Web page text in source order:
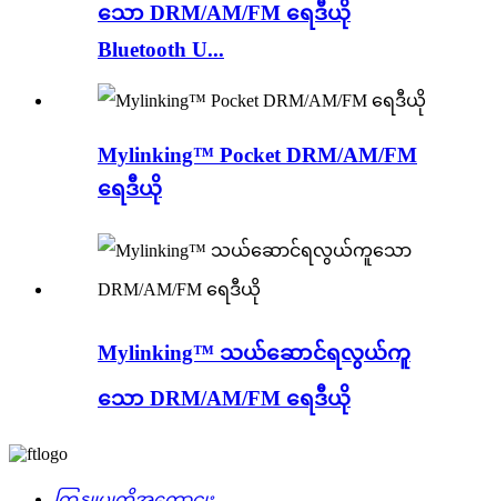
သော DRM/AM/FM ရေဒီယို
Bluetooth U...
Mylinking™ Pocket DRM/AM/FM
ရေဒီယို
Mylinking™ သယ်ဆောင်ရလွယ်ကူ
သော DRM/AM/FM ရေဒီယို